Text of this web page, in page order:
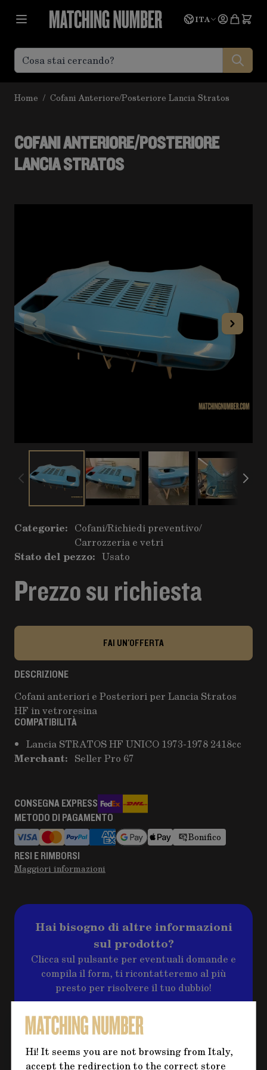
Hi! It seems you are not browsing from Italy,
accept the redirection to the correct store
Lingua
ITA
Home / Cofani Anteriore/Posteriore Lancia Stratos
COFANI ANTERIORE/POSTERIORE
LANCIA STRATOS
Categorie: Cofani/Richiedi preventivo/
Carrozzeria e vetri
Stato del pezzo: Usato
Prezzo su richiesta
FAI UN'OFFERTA
DESCRIZIONE
Cofani anteriori e Posteriori per Lancia Stratos
HF in vetroresina
COMPATIBILITÀ
Lancia STRATOS HF UNICO 1973-1978 2418cc
Merchant: Seller Pro 67
CONSEGNA EXPRESS
METODO DI PAGAMENTO
Bonifico
RESI E RIMBORSI
Maggiori informazioni
Hai bisogno di altre informazioni
sul prodotto?
Clicca sul pulsante per eventuali domande e
compila il form, ti ricontatteremo al più
presto per risolvere il tuo dubbio!
CONTATTACI